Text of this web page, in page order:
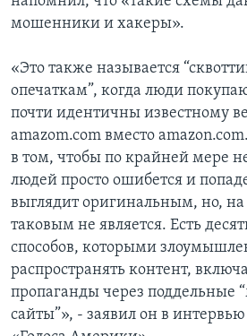
мошенники и хакеры».
«Это также называется
опечаткам”, когда люди
почти идентичны известному
amazom.com вместо
в том, чтобы по крайней мере
людей просто ошибется и
выглядит оригинальным, но,
таковым не является. Есть
способов, которыми
распространять контент,
пропаганды через поддельные
сайты”», - заявил он в